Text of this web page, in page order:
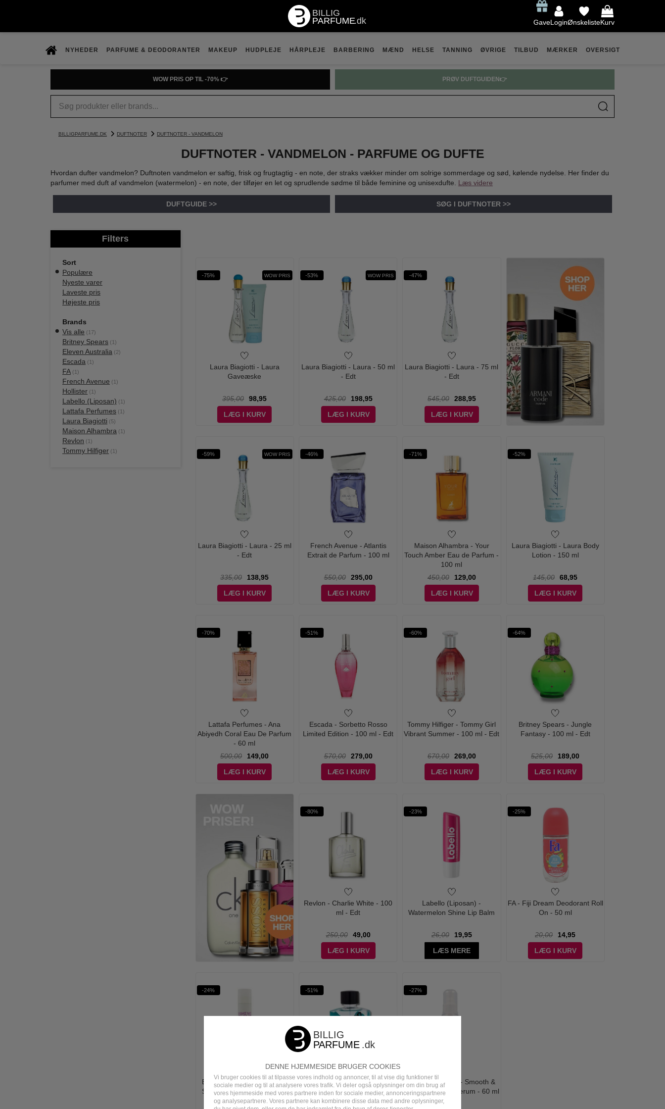
DENNE HJEMMESIDE BRUGER COOKIES
Vi bruger cookies til at tilpasse vores indhold og annoncer, til at vise dig funktioner til
sociale medier og til at analysere vores trafik. Vi deler også oplysninger om din brug af
vores hjemmeside med vores partnere inden for sociale medier, annonceringspartnere
og analysepartnere. Vores partnere kan kombinere disse data med andre oplysninger,
GaveLoginØnskelisteKurv
NYHEDER PARFUME & DEODORANTER MAKEUP HUDPLEJE HÅRPLEJE BARBERING MÆND HELSE TANNING ØVRIGE TILBUD MÆRKER OVERSIGT
WOW PRIS OP TIL -70% 👉 PRØV DUFTGUIDEN👉
BILLIGPARFUME.DK DUFTNOTER DUFTNOTER - VANDMELON
DUFTNOTER - VANDMELON - PARFUME OG DUFTE
Hvordan dufter vandmelon? Duftnoten vandmelon er saftig, frisk og frugtagtig - en note, der straks vækker minder om solrige sommerdage og sød, kølende nydelse. Her finder du
parfumer med duft af vandmelon (watermelon) - en note, der tilføjer en let og sprudlende sødme til både feminine og unisexdufte. Læs videre
DUFTGUIDE >> SØG I DUFTNOTER >>
Filters
Sort
Populære
Nyeste varer
Laveste pris
Højeste pris
Brands
Vis alle (17)
Britney Spears (1)
Eleven Australia (2)
Escada (1)
FA (1)
French Avenue (1)
Hollister (1)
Labello (Liposan) (1)
Lattafa Perfumes (1)
Laura Biagiotti (5)
Maison Alhambra (1)
Revlon (1)
Tommy Hilfiger (1)
-75% WOW PRIS
Laura Biagiotti - Laura
Gaveæske
395,00
98,95
LÆG I KURV
-53% WOW PRIS
Laura Biagiotti - Laura - 50 ml
- Edt
425,00
198,95
LÆG I KURV
-47%
Laura Biagiotti - Laura - 75 ml
- Edt
545,00
288,95
LÆG I KURV
-59% WOW PRIS
Laura Biagiotti - Laura - 25 ml
- Edt
335,00
138,95
LÆG I KURV
-46%
French Avenue - Atlantis
Extrait de Parfum - 100 ml
550,00
295,00
LÆG I KURV
-71%
Maison Alhambra - Your
Touch Amber Eau de Parfum -
100 ml
450,00
129,00
LÆG I KURV
-52%
Laura Biagiotti - Laura Body
Lotion - 150 ml
145,00
68,95
LÆG I KURV
-70%
Lattafa Perfumes - Ana
Abiyedh Coral Eau De Parfum
- 60 ml
500,00
149,00
LÆG I KURV
-51%
Escada - Sorbetto Rosso
Limited Edition - 100 ml - Edt
570,00
279,00
LÆG I KURV
-60%
Tommy Hilfiger - Tommy Girl
Vibrant Summer - 100 ml - Edt
670,00
269,00
LÆG I KURV
-64%
Britney Spears - Jungle
Fantasy - 100 ml - Edt
525,00
189,00
LÆG I KURV
-80%
Revlon - Charlie White - 100
ml - Edt
250,00
49,00
LÆG I KURV
-23%
Labello (Liposan) -
Watermelon Shine Lip Balm
26,00
19,95
LÆS MERE
-25%
FA - Fiji Dream Deodorant Roll
On - 50 ml
20,00
14,95
LÆG I KURV
-24%
Eleven Australia - Make Me
Shine Spray Gloss - 200 ml
-51%
Hollister - Wave X for Him -
100 ml - Edt
-27%
Eleven Australia - Smooth &
Shine Anti Frizz Serum - 60 ml